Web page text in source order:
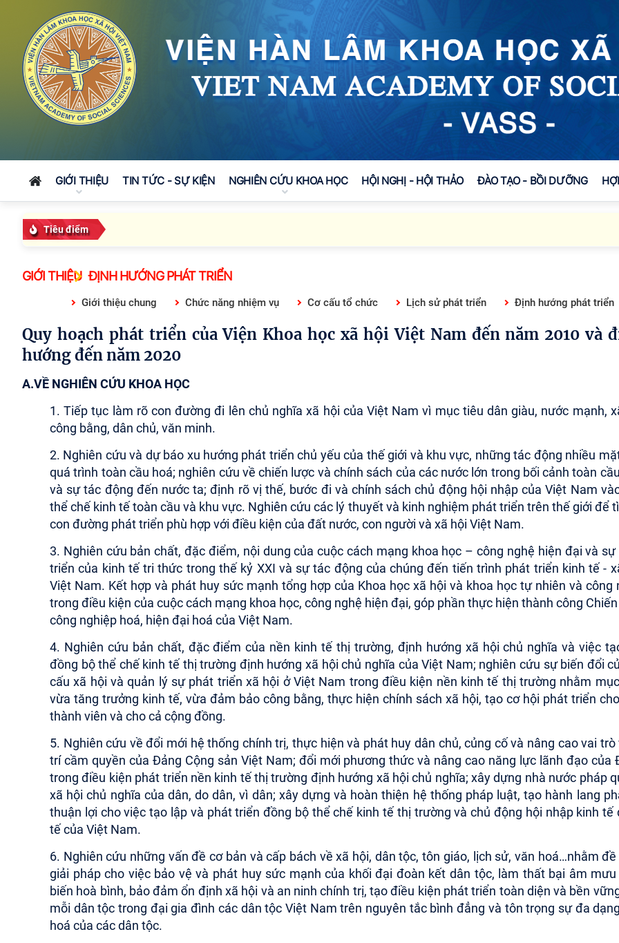
GIỚI THIỆU TIN TỨC - SỰ KIỆN NGHIÊN CỨU KHOA HỌC HỘI NGHỊ - HỘI THẢO ĐÀO TẠO - BỒI DƯỠNG
Tiêu điểm
GIỚI THIỆU ĐỊNH HƯỚNG PHÁT TRIỂN
Giới thiệu chung Chức năng nhiệm vụ Cơ cấu tổ chức Lịch sử phát triển Định hướng phát triển
Quy hoạch phát triển của Viện Khoa học xã hội Việt Nam đến năm 2010 và
hướng đến năm 2020
A.VỀ NGHIÊN CỨU KHOA HỌC
1. Tiếp tục làm rõ con đường đi lên chủ nghĩa xã hội của Việt Nam vì mục tiêu dân giàu, nước mạnh,
công bằng, dân chủ, văn minh.
2. Nghiên cứu và dự báo xu hướng phát triển chủ yếu của thế giới và khu vực, những tác động nhiều
quá trình toàn cầu hoá; nghiên cứu về chiến lược và chính sách của các nước lớn trong bối cảnh toàn
và sự tác động đến nước ta; định rõ vị thế, bước đi và chính sách chủ động hội nhập của Việt Nam
thể chế kinh tế toàn cầu và khu vực. Nghiên cứu các lý thuyết và kinh nghiệm phát triển trên thế giới để
con đường phát triển phù hợp với điều kiện của đất nước, con người và xã hội Việt Nam.
3. Nghiên cứu bản chất, đặc điểm, nội dung của cuộc cách mạng khoa học – công nghệ hiện đại và
triển của kinh tế tri thức trong thế kỷ XXI và sự tác động của chúng đến tiến trình phát triển kinh tế -
Việt Nam. Kết hợp và phát huy sức mạnh tổng hợp của Khoa học xã hội và khoa học tự nhiên và công
trong điều kiện của cuộc cách mạng khoa học, công nghệ hiện đại, góp phần thực hiện thành công
công nghiệp hoá, hiện đại hoá của Việt Nam.
4. Nghiên cứu bản chất, đặc điểm của nền kinh tế thị trường, định hướng xã hội chủ nghĩa và việc
đồng bộ thể chế kinh tế thị trường định hướng xã hội chủ nghĩa của Việt Nam; nghiên cứu sự biến đổi
cấu xã hội và quản lý sự phát triển xã hội ở Việt Nam trong điều kiện nền kinh tế thị trường nhằm
vừa tăng trưởng kinh tế, vừa đảm bảo công bằng, thực hiện chính sách xã hội, tạo cơ hội phát triển
thành viên và cho cả cộng đồng.
5. Nghiên cứu về đổi mới hệ thống chính trị, thực hiện và phát huy dân chủ, củng cố và nâng cao vai trò
trí cầm quyền của Đảng Cộng sản Việt Nam; đổi mới phương thức và nâng cao năng lực lãnh đạo của
trong điều kiện phát triển nền kinh tế thị trường định hướng xã hội chủ nghĩa; xây dựng nhà nước pháp
xã hội chủ nghĩa của dân, do dân, vì dân; xây dựng và hoàn thiện hệ thống pháp luật, tạo hành lang
thuận lợi cho việc tạo lập và phát triển đồng bộ thể chế kinh tế thị trường và chủ động hội nhập kinh tế
tế của Việt Nam.
6. Nghiên cứu những vấn đề cơ bản và cấp bách về xã hội, dân tộc, tôn giáo, lịch sử, văn hoá…nhằm
giải pháp cho việc bảo vệ và phát huy sức mạnh của khối đại đoàn kết dân tộc, làm thất bại âm mưu
biến hoà bình, bảo đảm ổn định xã hội và an ninh chính trị, tạo điều kiện phát triển toàn diện và bền
mỗi dân tộc trong đại gia đình các dân tộc Việt Nam trên nguyên tắc bình đẳng và tôn trọng sự đa
hoá của các dân tộc.